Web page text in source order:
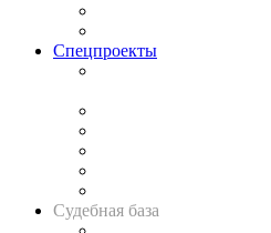
Спецпроекты
Судебная база